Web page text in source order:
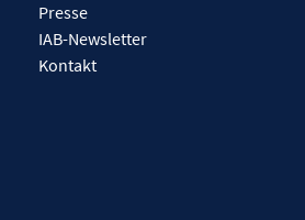
Presse
IAB-Newsletter
Kontakt